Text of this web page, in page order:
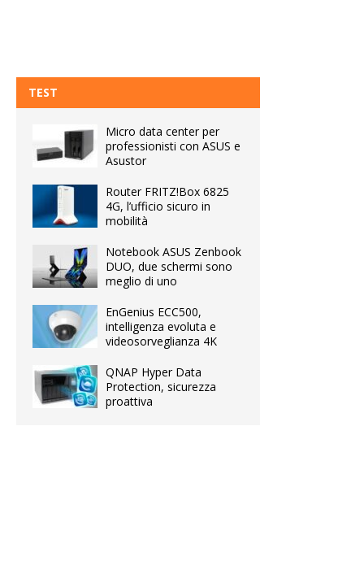
TEST
Micro data center per
professionisti con ASUS e
Asustor
Router FRITZ!Box 6825
4G, l’ufficio sicuro in
mobilità
Notebook ASUS Zenbook
DUO, due schermi sono
meglio di uno
EnGenius ECC500,
intelligenza evoluta e
videosorveglianza 4K
QNAP Hyper Data
Protection, sicurezza
proattiva